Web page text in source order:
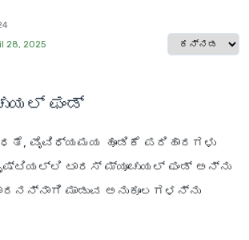
28, 2025
Select
ಫಂಡ್
ವೈವಿಧ್ಯಮಯ ಹೂಡಿಕೆ ಪರಿಹಾರಗಳು
ಟಾರಸ್ ಮ್ಯೂಚುಯಲ್ ಫಂಡ್ ಅನ್ನು
ಮಾಡುವ ಅನುಕೂಲಗಳನ್ನು